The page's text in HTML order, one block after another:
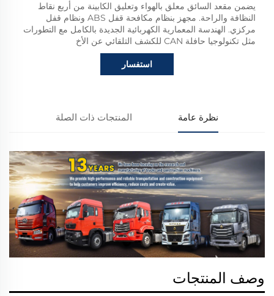
يضمن مقعد السائق معلق بالهواء وتعليق الكابينة من أربع نقاط
النظافة والراحة. مجهز بنظام مكافحة قفل ABS ونظام قفل
مركزي. الهندسة المعمارية الكهربائية الجديدة بالكامل مع التطورات
مثل تكنولوجيا حافلة CAN للكشف التلقائي عن الأخ
استفسار
نظرة عامة المنتجات ذات الصلة
وصف المنتجات